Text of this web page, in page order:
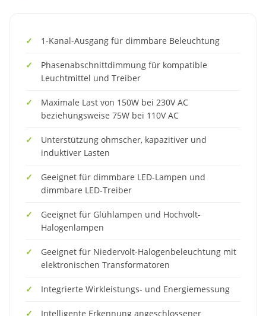
1-Kanal-Ausgang für dimmbare Beleuchtung
Phasenabschnittdimmung für kompatible
Leuchtmittel und Treiber
Maximale Last von 150W bei 230V AC
beziehungsweise 75W bei 110V AC
Unterstützung ohmscher, kapazitiver und
induktiver Lasten
Geeignet für dimmbare LED-Lampen und
dimmbare LED-Treiber
Geeignet für Glühlampen und Hochvolt-
Halogenlampen
Geeignet für Niedervolt-Halogenbeleuchtung mit
elektronischen Transformatoren
Integrierte Wirkleistungs- und Energiemessung
Intelligente Erkennung angeschlossener